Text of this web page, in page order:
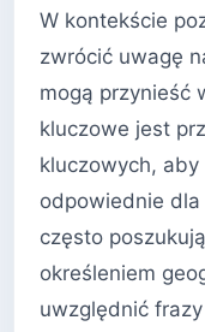
W kontekście
zwrócić uwagę
mogą przynieść
kluczowe jest
kluczowych,
odpowiednie
często
określeniem
uwzględnić